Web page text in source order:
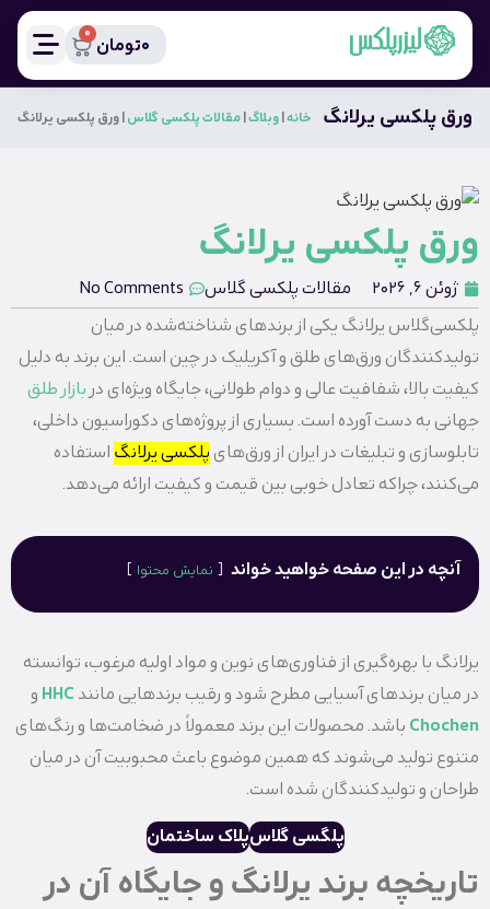
0تومان
0
ورق پلکسی یرلانگ خانه وبلاگ مقالات پلکسی گلاس ورق پلکسی یرلانگ
ورق پلکسی یرلانگ
ژوئن 6, 2026 مقالات پلکسی گلاس
No Comments
پلکسی‌گلاس یرلانگ یکی از برندهای شناخته‌شده در میان
تولیدکنندگان ورق‌های طلق و آکریلیک در چین است. این برند به دلیل
کیفیت بالا، شفافیت عالی و دوام طولانی، جایگاه ویژه‌ای در بازار طلق
جهانی به دست آورده است. بسیاری از پروژه‌های دکوراسیون داخلی،
تابلوسازی و تبلیغات در ایران از ورق‌های پلکسی‌ یرلانگ استفاده
می‌کنند، چراکه تعادل خوبی بین قیمت و کیفیت ارائه می‌دهد.
آنچه در این صفحه خواهید خواند نمایش محتوا
یرلانگ با بهره‌گیری از فناوری‌های نوین و مواد اولیه مرغوب، توانسته
در میان برندهای آسیایی مطرح شود و رقیب برندهایی مانند HHC و
Chochen باشد. محصولات این برند معمولاً در ضخامت‌ها و رنگ‌های
متنوع تولید می‌شوند که همین موضوع باعث محبوبیت آن در میان
طراحان و تولیدکنندگان شده است.
پلگسی گلاسپلاک ساختمان
تاریخچه برند یرلانگ و جایگاه آن در